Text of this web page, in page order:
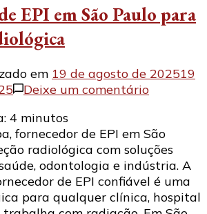
EPI em São Paulo para
em 19 de agosto de 202519
Deixe um comentárioem
EPI
em
São
Paulo
para
4 minutos
fornecedor de EPI em São
radiológica com soluções
odontologia e indústria. A
de EPI confiável é uma
para qualquer clínica, hospital